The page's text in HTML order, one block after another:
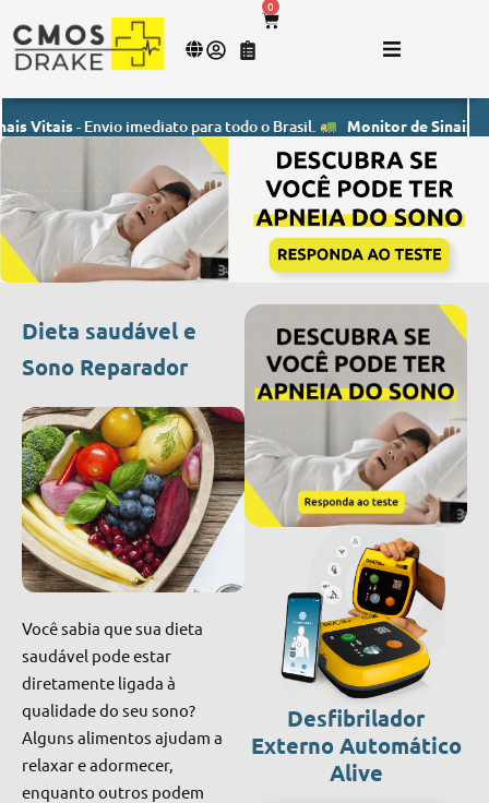
0
- Envio imediato para todo o Brasil. Monitor de Sinais Vitais-
Dieta saudável e
Sono Reparador
Você sabia que sua dieta
saudável pode estar
diretamente ligada à
qualidade do seu sono?
Alguns alimentos ajudam a
relaxar e adormecer,
enquanto outros podem
Desfibrilador
Externo Automático
Alive